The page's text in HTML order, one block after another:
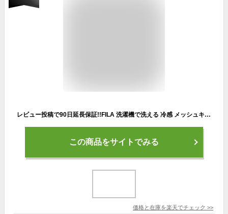
レビュー投稿で90日延長保証!!FILA 洗濯機で洗える 冷感 メッシュキャップ M〜LLサイズ CCT 冷たい 涼しい サイズ調整 ベースボールキャップ 野球帽 キャップ 熱中症対策 紫外線対策 UVケア 日よけ 父の日 敬老の日 メンズ 男性 紳士 春夏 262-013002 帽子 メール便送料無料
この商品をサイトでみる
価格と在庫を楽天でチェック >>